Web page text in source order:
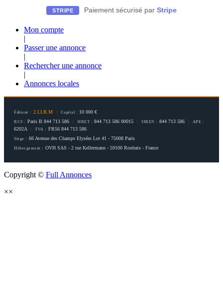
STRIPE Paiement sécurisé par Stripe
Mon compte
|
Passer une annonce
|
Rechercher une annonce
|
Annonces locales
Éditeur : 2.I.I.B.M Capital : 10 000 €
RCS : Paris B 844 713 586 SIRET : 844 713 586 00015 SIREN : 844 713 586 APE :
6202A TVA : FR56 844 713 586
Siège : 66 Avenue des Champs Elysées Lot 41 - 75008 Paris
Hébergement : OVH SAS - 2 rue Kellermann - 59100 Roubaix - France
Copyright © Full Annonces
××